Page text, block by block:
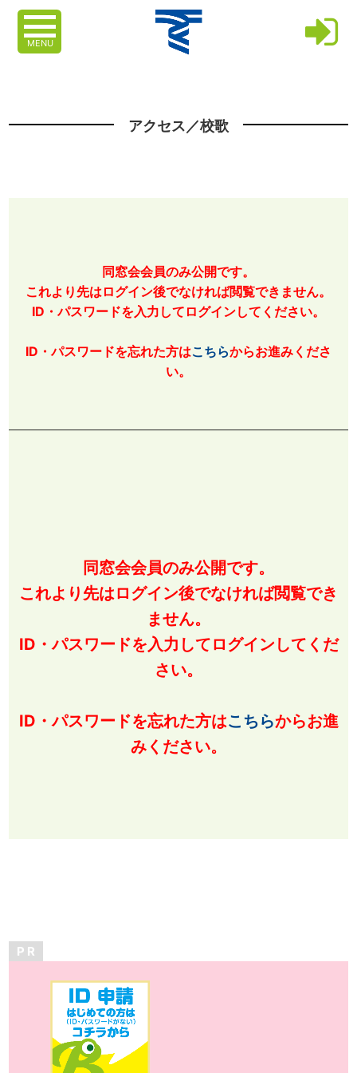
MENU
アクセス／校歌
同窓会会員のみ公開です。
これより先はログイン後でなければ閲覧できません。
ID・パスワードを入力してログインしてください。
ID・パスワードを忘れた方はこちらからお進みくださ
い。
同窓会会員のみ公開です。
これより先はログイン後でなければ閲覧でき
ません。
ID・パスワードを入力してログインしてくだ
さい。
ID・パスワードを忘れた方はこちらからお進
みください。
P R